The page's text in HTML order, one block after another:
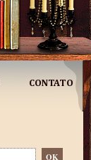
CONTATO